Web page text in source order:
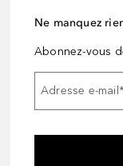
Ne manquez
Abonnez-vous
Adresse e-mail*